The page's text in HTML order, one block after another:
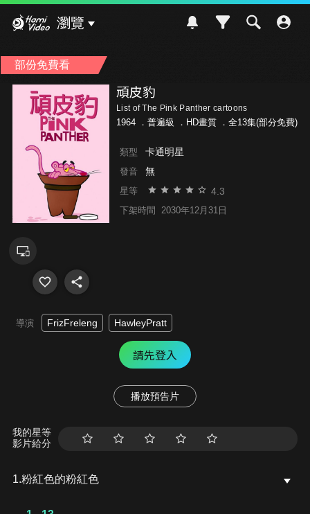
瀏覽
部份免費看
頑皮豹
List of The Pink Panther cartoons
1964 ． 普遍級 ．HD畫質 ．全13集(部分免費)
類型 卡通明星
發音 無
星等 4.3
下架時間 2030年12月31日
導演 FrizFreleng HawleyPratt
請先登入
播放預告片
我的星等
影片給分
1.粉紅色的粉紅色